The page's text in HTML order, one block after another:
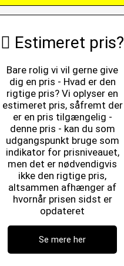
Estimeret pris?
Bare rolig vi vil gerne give
dig en pris - Hvad er den
rigtige pris? Vi oplyser en
estimeret pris, såfremt der
er en pris tilgængelig -
denne pris - kan du som
udgangspunkt bruge som
indikator for prisniveauet,
men det er nødvendigvis
ikke den rigtige pris,
altsammen afhænger af
hvornår prisen sidst er
opdateret
Se mere her